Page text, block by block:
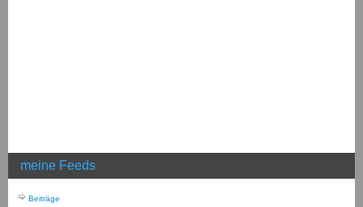
meine Feeds
Beiträge